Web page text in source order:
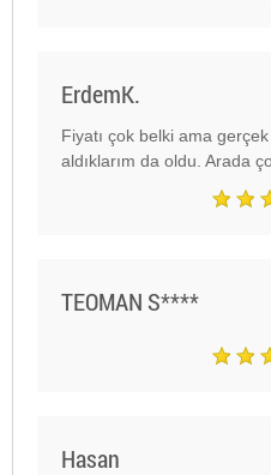
ErdemK.
Fiyatı çok belki ama
aldıklarım da oldu. Arada
TEOMAN S****
Hasan